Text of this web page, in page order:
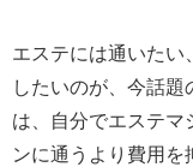
エステには通いた
したいのが、今話
は、自分でエステマ
ンに通うより費用を